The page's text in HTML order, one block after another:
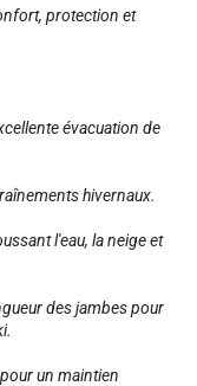
protection et
évacuation de
hivernaux.
l'eau, la neige et
des jambes pour
un maintien